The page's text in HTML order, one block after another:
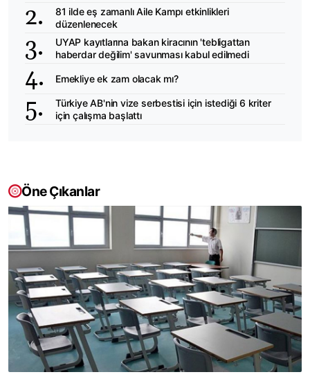
81 ilde eş zamanlı Aile Kampı etkinlikleri
düzenlenecek
UYAP kayıtlarına bakan kiracının 'tebligattan
haberdar değilim' savunması kabul edilmedi
Emekliye ek zam olacak mı?
Türkiye AB'nin vize serbestisi için istediği 6 kriter
için çalışma başlattı
Öne Çıkanlar